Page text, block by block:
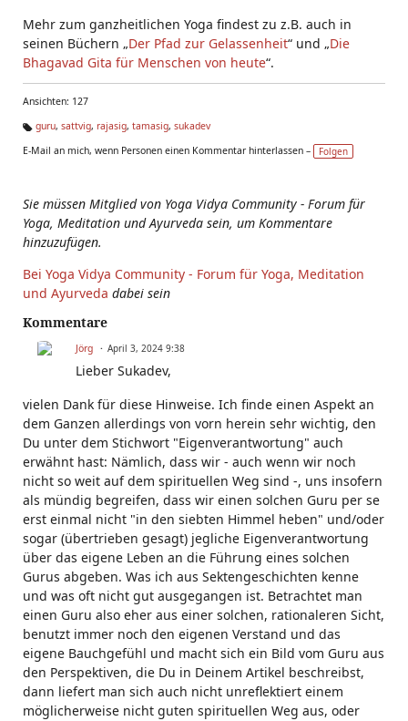
Mehr zum ganzheitlichen Yoga findest zu z.B. auch in
seinen Büchern „Der Pfad zur Gelassenheit“ und „Die
Bhagavad Gita für Menschen von heute“.
Ansichten: 127
g
guru, sattvig, rajasig, tamasig, sukadev
E-Mail an mich, wenn Personen einen Kommentar hinterlassen –
Folgen
Sie müssen Mitglied von Yoga Vidya Community - Forum für
Yoga, Meditation und Ayurveda sein, um Kommentare
hinzuzufügen.
Bei Yoga Vidya Community - Forum für Yoga, Meditation
und Ayurveda dabei sein
Kommentare
Jörg April 3, 2024 9:38
Lieber Sukadev,
vielen Dank für diese Hinweise. Ich finde einen Aspekt an
dem Ganzen allerdings von vorn herein sehr wichtig, den
Du unter dem Stichwort "Eigenverantwortung" auch
erwähnt hast: Nämlich, dass wir - auch wenn wir noch
nicht so weit auf dem spirituellen Weg sind -, uns insofern
als mündig begreifen, dass wir einen solchen Guru per se
erst einmal nicht "in den siebten Himmel heben" und/oder
sogar (übertrieben gesagt) jegliche Eigenverantwortung
über das eigene Leben an die Führung eines solchen
Gurus abgeben. Was ich aus Sektengeschichten kenne
und was oft nicht gut ausgegangen ist. Betrachtet man
einen Guru also eher aus einer solchen, rationaleren Sicht,
benutzt immer noch den eigenen Verstand und das
eigene Bauchgefühl und macht sich ein Bild vom Guru aus
den Perspektiven, die Du in Deinem Artikel beschreibst,
dann liefert man sich auch nicht unreflektiert einem
möglicherweise nicht guten spirituellen Weg aus, oder